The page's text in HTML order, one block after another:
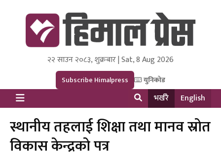
Himal Press
Dot NewsyNepal Media and Research Pvt Ltd.
२२ साउन २०८३, शुक्रबार | Sat, 8 Aug 2026
Subscribe Himalpress युनिकोड
भर्खरै English
स्थानीय तहलाई शिक्षा तथा मानव स्रोत
विकास केन्द्रको पत्र